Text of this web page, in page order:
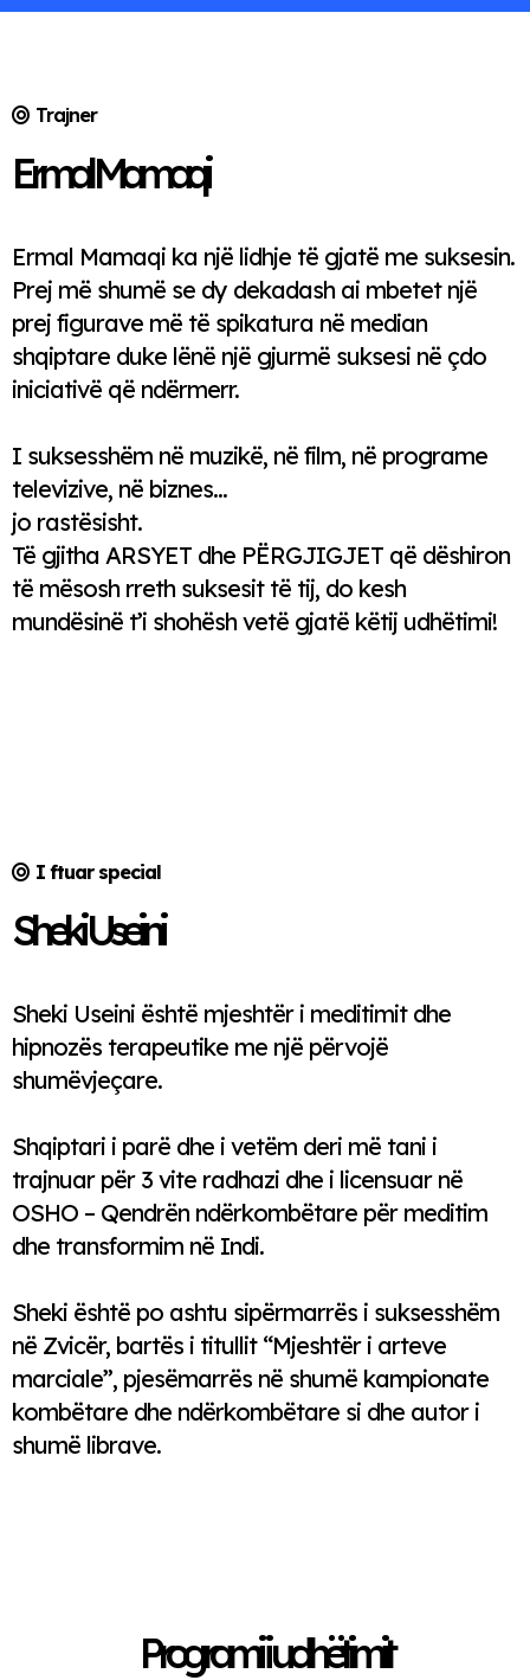
Trajner
Ermal Mamaqi
Ermal Mamaqi ka një lidhje të gjatë me suksesin.
Prej më shumë se dy dekadash ai mbetet një
prej figurave më të spikatura në median
shqiptare duke lënë një gjurmë suksesi në çdo
iniciativë që ndërmerr.
​I suksesshëm në muzikë, në film, në programe
televizive, në biznes…
jo rastësisht.
Të gjitha ARSYET dhe PËRGJIGJET që dëshiron
të mësosh rreth suksesit të tij, do kesh
mundësinë t’i shohësh vetë gjatë këtij udhëtimi!
I ftuar special
Sheki Useini
Sheki Useini është mjeshtër i meditimit dhe
hipnozës terapeutike me një përvojë
shumëvjeçare.
Shqiptari i parë dhe i vetëm deri më tani i
trajnuar për 3 vite radhazi dhe i licensuar në
OSHO – Qendrën ndërkombëtare për meditim
dhe transformim në Indi.
Sheki është po ashtu sipërmarrës i suksesshëm
në Zvicër, bartës i titullit “Mjeshtër i arteve
marciale”, pjesëmarrës në shumë kampionate
kombëtare dhe ndërkombëtare si dhe autor i
shumë librave.
Programi i udhëtimit